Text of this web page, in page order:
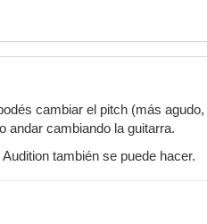
cambiar el pitch (más
andar cambiando la guitarra.
también se puede hacer.